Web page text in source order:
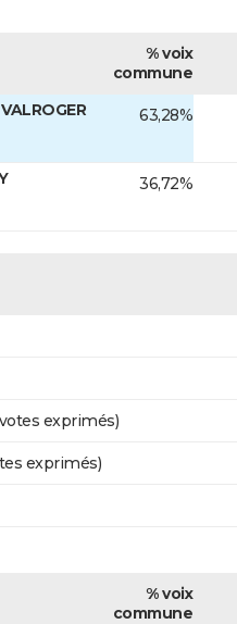
% voix
commune
63,28%
36,72%
exprimés)
exprimés)
% voix
commune